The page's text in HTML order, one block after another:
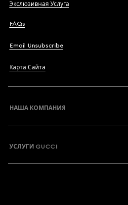
Экслюзивная Услуга
FAQs
Email Unsubscribe
Карта Сайта
НАША КОМПАНИЯ
УСЛУГИ GUCCI